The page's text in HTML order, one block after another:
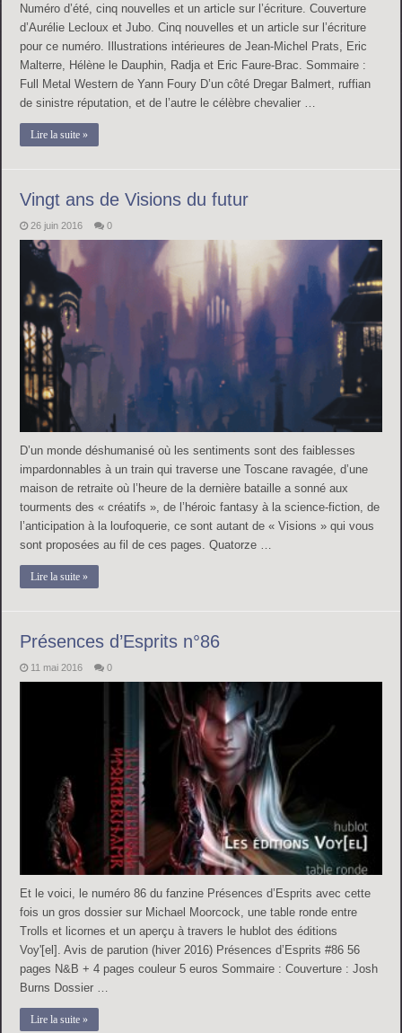
Numéro d’été, cinq nouvelles et un article sur l’écriture. Couverture
d’Aurélie Lecloux et Jubo. Cinq nouvelles et un article sur l’écriture
pour ce numéro. Illustrations intérieures de Jean-Michel Prats, Eric
Malterre, Hélène le Dauphin, Radja et Eric Faure-Brac. Sommaire :
Full Metal Western de Yann Foury D’un côté Dregar Balmert, ruffian
de sinistre réputation, et de l’autre le célèbre chevalier …
Lire la suite »
Vingt ans de Visions du futur
26 juin 2016 0
D’un monde déshumanisé où les sentiments sont des faiblesses
impardonnables à un train qui traverse une Toscane ravagée, d’une
maison de retraite où l’heure de la dernière bataille a sonné aux
tourments des « créatifs », de l’héroic fantasy à la science-fiction, de
l’anticipation à la loufoquerie, ce sont autant de « Visions » qui vous
sont proposées au fil de ces pages. Quatorze …
Lire la suite »
Présences d’Esprits n°86
11 mai 2016 0
Et le voici, le numéro 86 du fanzine Présences d’Esprits avec cette
fois un gros dossier sur Michael Moorcock, une table ronde entre
Trolls et licornes et un aperçu à travers le hublot des éditions
Voy'[el]. Avis de parution (hiver 2016) Présences d’Esprits #86 56
pages N&B + 4 pages couleur 5 euros Sommaire : Couverture : Josh
Burns Dossier …
Lire la suite »